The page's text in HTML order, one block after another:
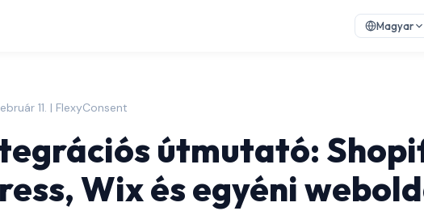
Magyar
11. | FlexyConsent
útmutató:
Wix és egyéni